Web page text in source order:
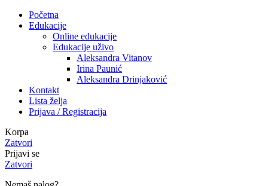
Početna
Edukacije
Online edukacije
Edukacije uživo
Aleksandra Vitanov
Irina Paunić
Aleksandra Drinjaković
Kontakt
Lista želja
Prijava / Registracija
Korpa
Zatvori
Prijavi se
Zatvori